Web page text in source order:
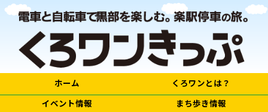
ホーム
くろワンとは？
イベント情報
まち歩き情報